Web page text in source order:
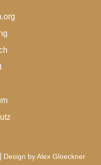
Design by Alex Gloeckner